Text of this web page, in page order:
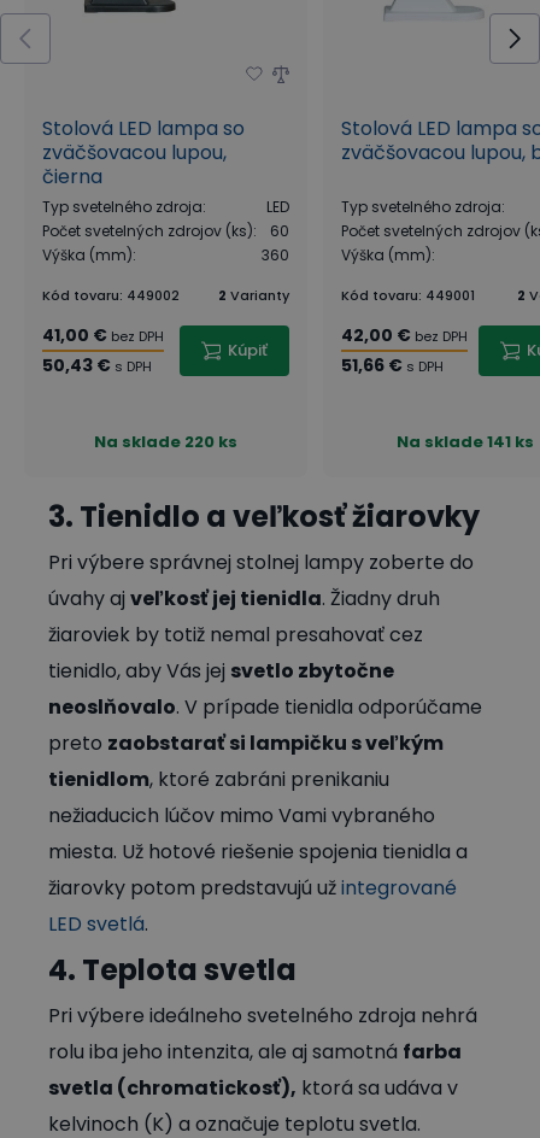
Stolová LED lampa so
zväčšovacou lupou,
čierna
Typ svetelného zdroja:
LED
Počet svetelných zdrojov (ks):
60
Výška (mm): 360
Kód tovaru: 449002 2 Varianty
41,00 € bez DPH
50,43 € s DPH
Kúpiť
Na sklade 220 ks
Stolová LED lampa
zväčšovacou lupou,
Typ svetelného zdroja:
Počet svetelných zdrojov
Výška (mm):
Kód tovaru: 449001 2
42,00 € bez DPH
51,66 € s DPH
Na sklade141 ks
3. Tienidlo a veľkosť žiarovky
Pri výbere správnej stolnej lampy zoberte do
úvahy aj veľkosť jej tienidla. Žiadny druh
žiaroviek by totiž nemal presahovať cez
tienidlo, aby Vás jej svetlo zbytočne
neoslňovalo. V prípade tienidla odporúčame
preto zaobstarať si lampičku s veľkým
tienidlom, ktoré zabráni prenikaniu
nežiaducich lúčov mimo Vami vybraného
miesta. Už hotové riešenie spojenia tienidla a
žiarovky potom predstavujú užintegrované
LED svetlá.
4. Teplota svetla
Pri výbere ideálneho svetelného zdroja nehrá
rolu iba jeho intenzita, ale aj samotná farba
svetla (chromatickosť), ktorá sa udáva v
kelvinoch (K) a označuje teplotu svetla.